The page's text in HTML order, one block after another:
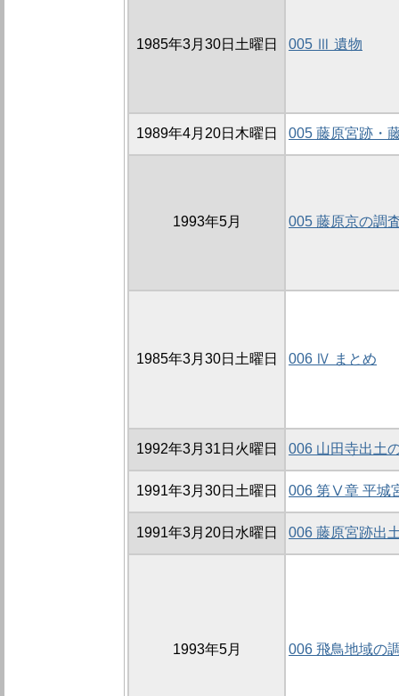
1985年3月30日土曜日 005 Ⅲ 遺物
1989年4月20日木曜日 005 藤原宮跡・
1993年5月 005 藤原京の調
1985年3月30日土曜日 006 Ⅳ まとめ
1992年3月31日火曜日 006 山田寺出土
1991年3月30日土曜日 006 第Ⅴ章 平城
1991年3月20日水曜日 006 藤原宮跡出
1993年5月 006 飛鳥地域の